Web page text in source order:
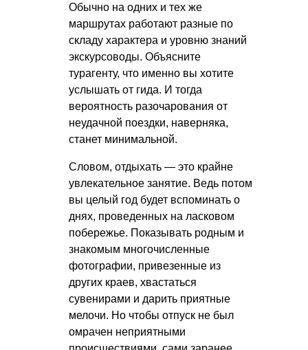
Обычно на одних и тех же
маршрутах работают разные по
складу характера и уровню знаний
экскурсоводы. Объясните
турагенту, что именно вы хотите
услышать от гида. И тогда
вероятность разочарования от
неудачной поездки, наверняка,
станет минимальной.
Словом, отдыхать — это крайне
увлекательное занятие. Ведь потом
вы целый год будет вспоминать о
днях, проведенных на ласковом
побережье. Показывать родным и
знакомым многочисленные
фотографии, привезенные из
других краев, хвастаться
сувенирами и дарить приятные
мелочи. Но чтобы отпуск не был
омрачен неприятными